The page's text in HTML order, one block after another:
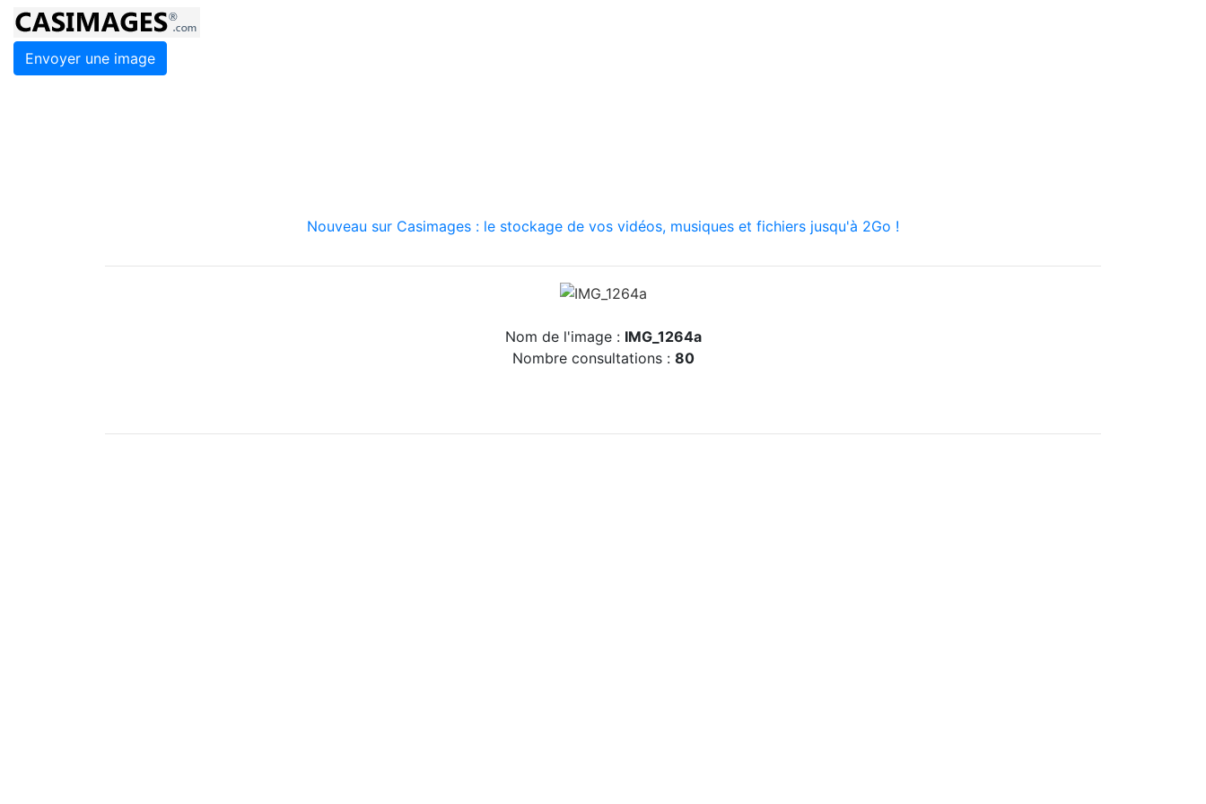
Envoyer une image
Nouveau sur Casimages : le stockage de vos vidéos, musiques et fichiers jusqu'à 2Go !
Nom de l'image : IMG_1264a
Nombre consultations : 80